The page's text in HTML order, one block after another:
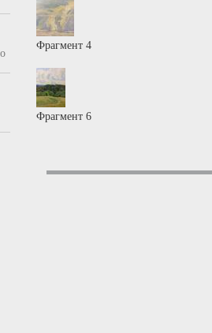
Фрагмент 4
Фрагмент 6